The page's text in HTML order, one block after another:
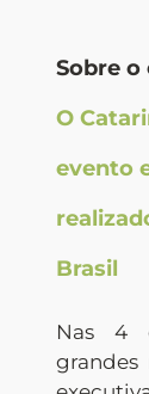
Sobre o
O
evento
Brasil
Nas 4
grandes